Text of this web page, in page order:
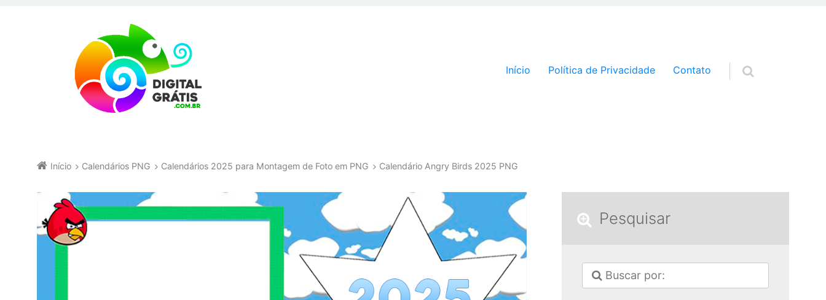
Pular para o conteúdo
Início Política de Privacidade Contato
Início Calendários PNG Calendários 2025 para Montagem de Foto em PNG Calendário Angry Birds 2025 PNG
Pesquisar